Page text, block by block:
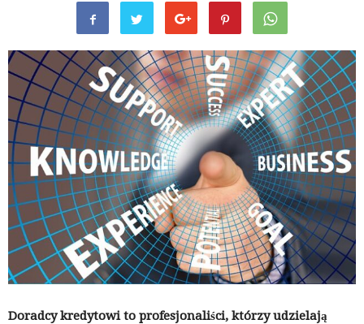
Doradcy kredytowi to profesjonaliści, którzy udzielają